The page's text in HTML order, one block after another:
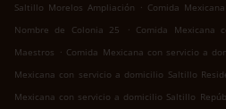
Saltillo Morelos Ampliación . Comida
Nombre de Colonia 25
. Comida Mexicana
Maestros . Comida Mexicana con servicio a
Mexicana con servicio a domicilio Saltillo
Mexicana con servicio a domicilio Saltillo